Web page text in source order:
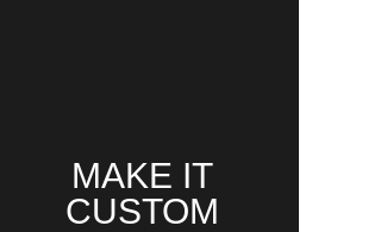
MAKE IT
CUSTOM